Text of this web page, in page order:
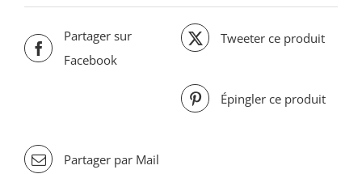
Partager sur
Facebook
Tweeter ce produit
Épingler ce produit
Partager par Mail